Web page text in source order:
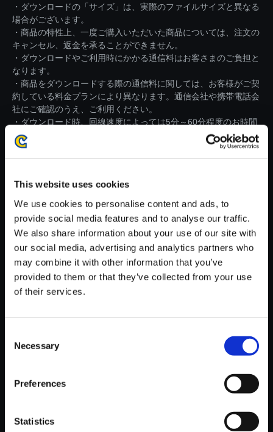
This website uses cookies
We use cookies to personalise content and ads, to
provide social media features and to analyse our traffic.
We also share information about your use of our site with
our social media, advertising and analytics partners who
may combine it with other information that you’ve
provided to them or that they’ve collected from your use
of their services.
Selection
Necessary
Preferences
Statistics
・ダウンロードの「サイズ」は、実際のファイルサイズと異なる
場合がございます。
・商品の特性上、一度ご購入いただいた商品については、注文の
キャンセル、返金を承ることができません。
・ダウンロードやご利用時にかかる通信料はお客さまのご負担と
なります。
・商品をダウンロードする際の通信料に関しては、お客様がご契
約している料金プランにより異なります。通信会社や携帯電話会
社にご確認のうえ、ご利用ください。
・ダウンロード時、回線速度によっては5分～60分程度のお時間
がかかる場合がございます。
※ご購入いただいたファイルのダウンロードの際には、通信環境
が安定しているWifi環境でお試しください。
【単曲】ストリートファイター
V エクスパンション トラックス
2 終わりなき道 1
おすすめ商品